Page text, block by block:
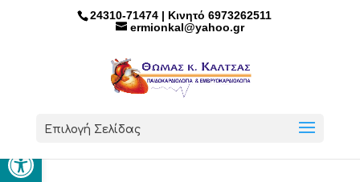
Ανοίξτε τη γραμμή εργαλείων
24310-71474 | Κινητό 6973262511
ermionkal@yahoo.gr
Επιλογή Σελίδας